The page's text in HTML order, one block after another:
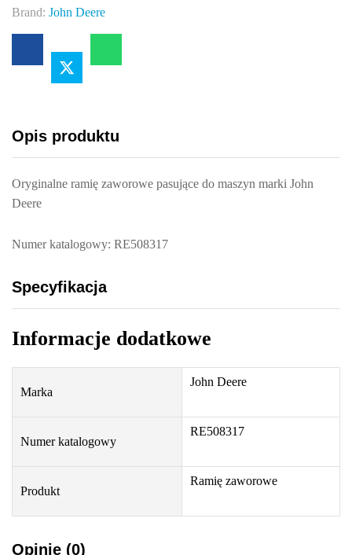
a
w
w
r
a
i
w
a
D
e
Brand: John Deere
Opis produktu
Oryginalne ramię zaworowe pasujące do maszyn marki John
Deere
Numer katalogowy: RE508317
Specyfikacja
Informacje dodatkowe
Marka
John Deere
Numer katalogowy
RE508317
Produkt
Ramię zaworowe
Opinie (0)